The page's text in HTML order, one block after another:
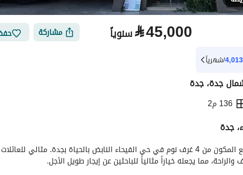
⃁45,000 سنوياً مشاركة
4,013/شهرياً
جدة، جدة
136 م2
جدة
مما يجعله خياراً مثالياً للباحثين عن إيجار طويل الأجل.